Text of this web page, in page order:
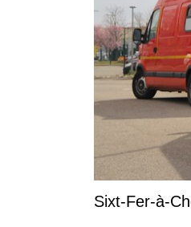
Sixt-Fer-à-